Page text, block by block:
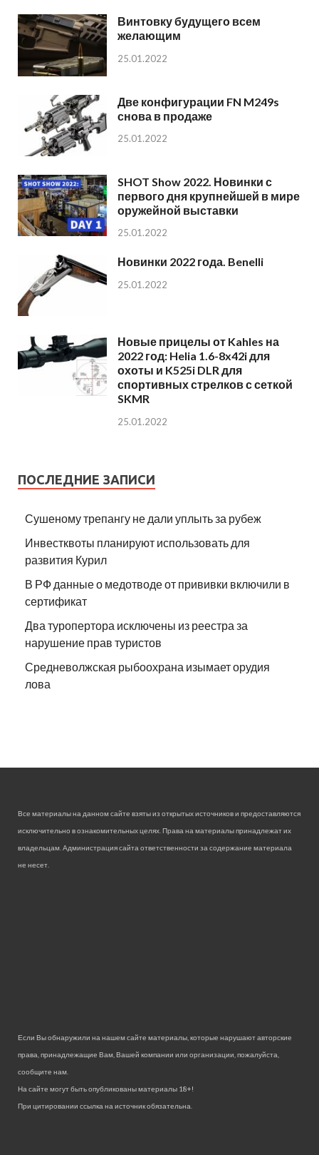
Винтовку будущего всем
желающим
25.01.2022
Две конфигурации FN M249s
снова в продаже
25.01.2022
SHOT Show 2022. Новинки с
первого дня крупнейшей в мире
оружейной выставки
25.01.2022
Новинки 2022 года. Benelli
25.01.2022
Новые прицелы от Kahles на
2022 год: Helia 1.6-8x42i для
охоты и K525i DLR для
спортивных стрелков с сеткой
SKMR
25.01.2022
ПОСЛЕДНИЕ ЗАПИСИ
Сушеному трепангу не дали уплыть за рубеж
Инвестквоты планируют использовать для
развития Курил
В РФ данные о медотводе от прививки включили в
сертификат
Два туропертора исключены из реестра за
нарушение прав туристов
Средневолжская рыбоохрана изымает орудия
лова
Все материалы на данном сайте взяты из открытых источников и предоставляются
исключительно в ознакомительных целях. Права на материалы принадлежат их
владельцам. Администрация сайта ответственности за содержание материала
не несет.
Если Вы обнаружили на нашем сайте материалы, которые нарушают авторские
права, принадлежащие Вам, Вашей компании или организации, пожалуйста,
сообщите нам.
На сайте могут быть опубликованы материалы 18+!
При цитировании ссылка на источник обязательна.